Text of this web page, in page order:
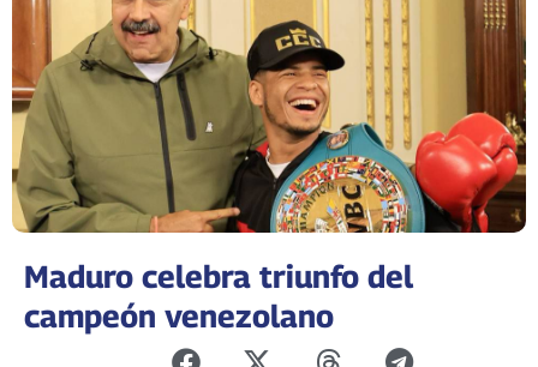
Maduro celebra triunfo del
campeón venezolano